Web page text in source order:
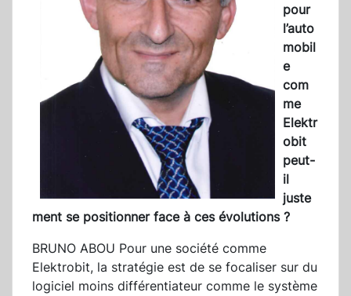
pour
l’auto
mobil
e
com
me
Elektr
obit
peut-
il
juste
ment se positionner face à ces évolutions ?
BRUNO ABOU Pour une société comme
Elektrobit, la stratégie est de se focaliser sur du
logiciel moins différentiateur comme le système